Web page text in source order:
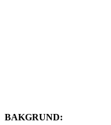
BAKGRUND: